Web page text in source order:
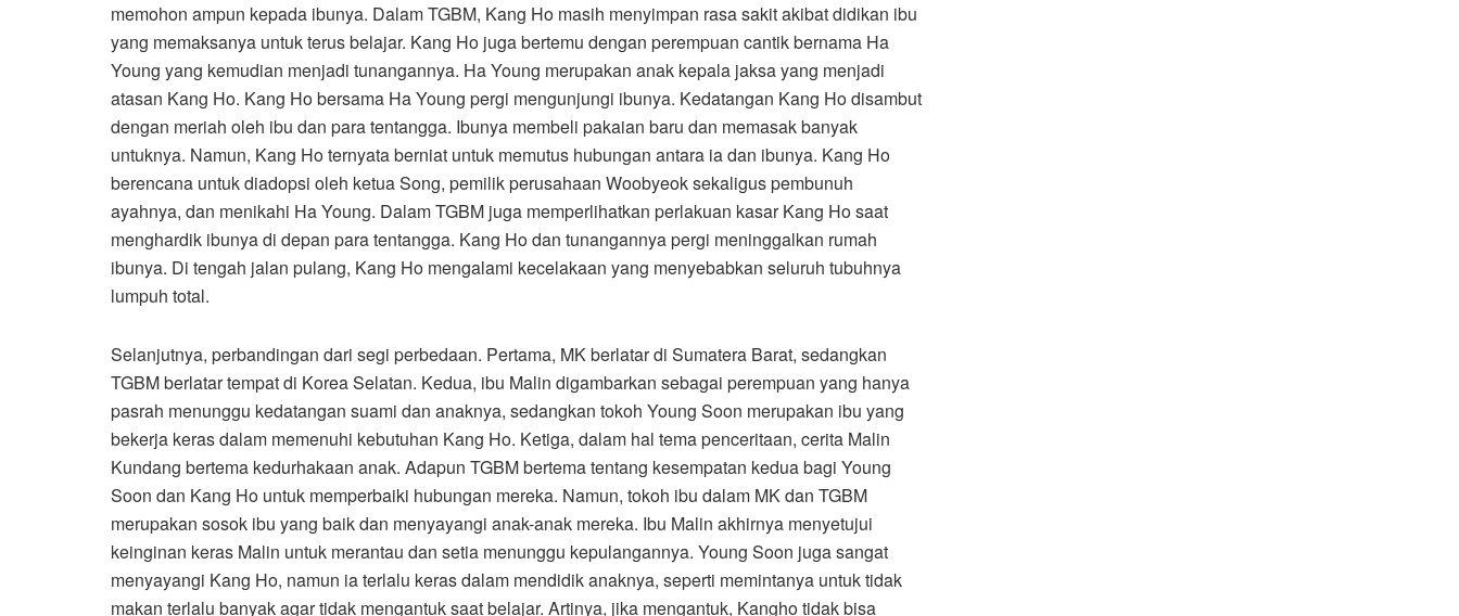
memohon ampun kepada ibunya. Dalam TGBM, Kang Ho masih menyimpan rasa sakit akibat didikan ibu
yang memaksanya untuk terus belajar. Kang Ho juga bertemu dengan perempuan cantik bernama Ha
Young yang kemudian menjadi tunangannya. Ha Young merupakan anak kepala jaksa yang menjadi
atasan Kang Ho. Kang Ho bersama Ha Young pergi mengunjungi ibunya. Kedatangan Kang Ho disambut
dengan meriah oleh ibu dan para tentangga. Ibunya membeli pakaian baru dan memasak banyak
untuknya. Namun, Kang Ho ternyata berniat untuk memutus hubungan antara ia dan ibunya. Kang Ho
berencana untuk diadopsi oleh ketua Song, pemilik perusahaan Woobyeok sekaligus pembunuh
ayahnya, dan menikahi Ha Young. Dalam TGBM juga memperlihatkan perlakuan kasar Kang Ho saat
menghardik ibunya di depan para tentangga. Kang Ho dan tunangannya pergi meninggalkan rumah
ibunya. Di tengah jalan pulang, Kang Ho mengalami kecelakaan yang menyebabkan seluruh tubuhnya
lumpuh total.
Selanjutnya, perbandingan dari segi perbedaan. Pertama, MK berlatar di Sumatera Barat, sedangkan
TGBM berlatar tempat di Korea Selatan. Kedua, ibu Malin digambarkan sebagai perempuan yang hanya
pasrah menunggu kedatangan suami dan anaknya, sedangkan tokoh Young Soon merupakan ibu yang
bekerja keras dalam memenuhi kebutuhan Kang Ho. Ketiga, dalam hal tema penceritaan, cerita Malin
Kundang bertema kedurhakaan anak. Adapun TGBM bertema tentang kesempatan kedua bagi Young
Soon dan Kang Ho untuk memperbaiki hubungan mereka. Namun, tokoh ibu dalam MK dan TGBM
merupakan sosok ibu yang baik dan menyayangi anak-anak mereka. Ibu Malin akhirnya menyetujui
keinginan keras Malin untuk merantau dan setia menunggu kepulangannya. Young Soon juga sangat
menyayangi Kang Ho, namun ia terlalu keras dalam mendidik anaknya, seperti memintanya untuk tidak
makan terlalu banyak agar tidak mengantuk saat belajar. Artinya, jika mengantuk, Kangho tidak bisa